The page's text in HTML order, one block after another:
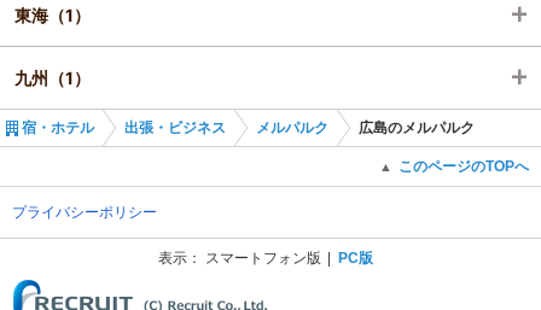
群馬（1）
東海（1）
愛知（1）
九州（1）
熊本（1）
宿・ホテル 出張・ビジネス メルパルク 広島のメルパルク
▲ このページのTOPへ
プライバシーポリシー
表示： スマートフォン版 PC版